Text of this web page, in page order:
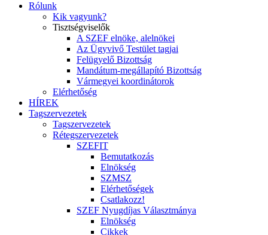
Rólunk
Kik vagyunk?
Tisztségviselők
A SZEF elnöke, alelnökei
Az Ügyvivő Testület tagjai
Felügyelő Bizottság
Mandátum-megállapító Bizottság
Vármegyei koordinátorok
Elérhetőség
HÍREK
Tagszervezetek
Tagszervezetek
Rétegszervezetek
SZEFIT
Bemutatkozás
Elnökség
SZMSZ
Elérhetőségek
Csatlakozz!
SZEF Nyugdíjas Választmánya
Elnökség
Cikkek